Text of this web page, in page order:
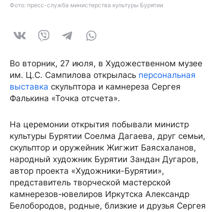
Фото: пресс-служба министерства культуры Бурятии
Во вторник, 27 июля, в Художественном музее
им. Ц.С. Сампилова открылась персональная
выставка скульптора и камнереза Сергея
Фалькина «Точка отсчета».
На церемонии открытия побывали министр
культуры Бурятии Соелма Дагаева, друг семьи,
скульптор и оружейник Жигжит Баясхаланов,
народный художник Бурятии Зандан Дугаров,
автор проекта «Художники-Бурятии»,
представитель творческой мастерской
камнерезов-ювелиров Иркутска Александр
Белобородов, родные, близкие и друзья Сергея